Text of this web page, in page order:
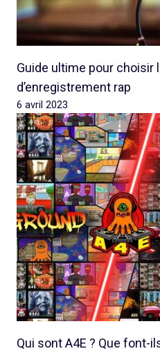
Guide ultime pour choisir
d’enregistrement rap
6 avril 2023
Qui sont A4E ? Que font-